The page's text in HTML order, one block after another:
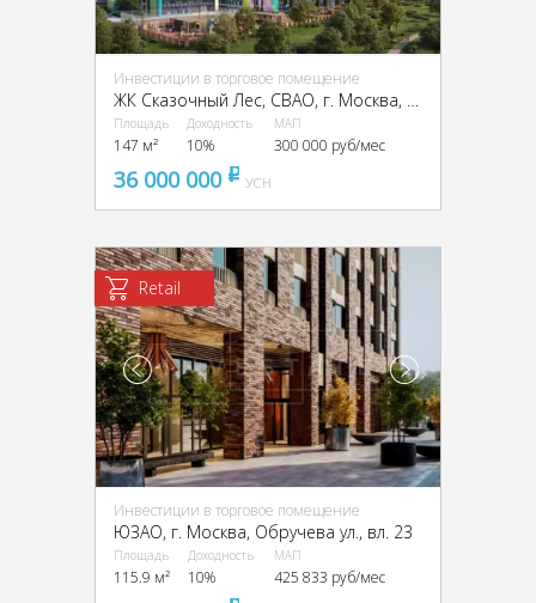
Инвестиции в торговое помещение
Площадь
147 м²
Доходность
10%
МАП
300 000 руб/мес
36 000 000 pуб
УСН
Retail
Инвестиции в торговое помещение
ЮЗАО, г. Москва, Обручева ул., вл. 23
Площадь
115.9 м²
Доходность
10%
МАП
425 833 руб/мес